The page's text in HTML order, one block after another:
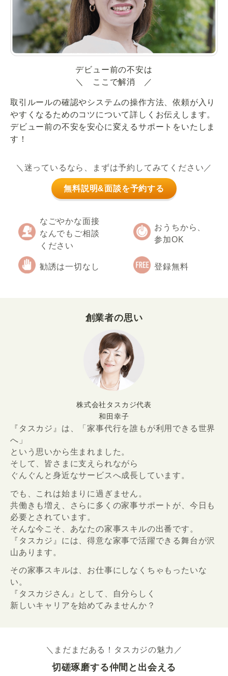
デビュー前の不安は
＼ ここで解消 ／
取引ルールの確認やシステムの操作方法、依頼が入り
やすくなるためのコツについて詳しくお伝えします。
デビュー前の不安を安心に変えるサポートをいたしま
す！
＼迷っているなら、まずは予約してみてください／
無料説明&面談を予約する
なごやかな面接
なんでもご相談
ください
おうちから、
参加OK
勧誘は一切なし 登録無料
創業者の思い
株式会社タスカジ代表
和田幸子
『タスカジ』は、「家事代行を誰もが利用できる世界
へ」
という思いから生まれました。
そして、皆さまに支えられながら
ぐんぐんと身近なサービスへ成長しています。
でも、これは始まりに過ぎません。
共働きも増え、さらに多くの家事サポートが、今日も
必要とされています。
そんな今こそ、あなたの家事スキルの出番です。
『タスカジ』には、得意な家事で活躍できる舞台が沢
山あります。
その家事スキルは、お仕事にしなくちゃもったいな
い。
『タスカジさん』として、自分らしく
新しいキャリアを始めてみませんか？
＼まだまだある！タスカジの魅力／
切磋琢磨する仲間と出会える